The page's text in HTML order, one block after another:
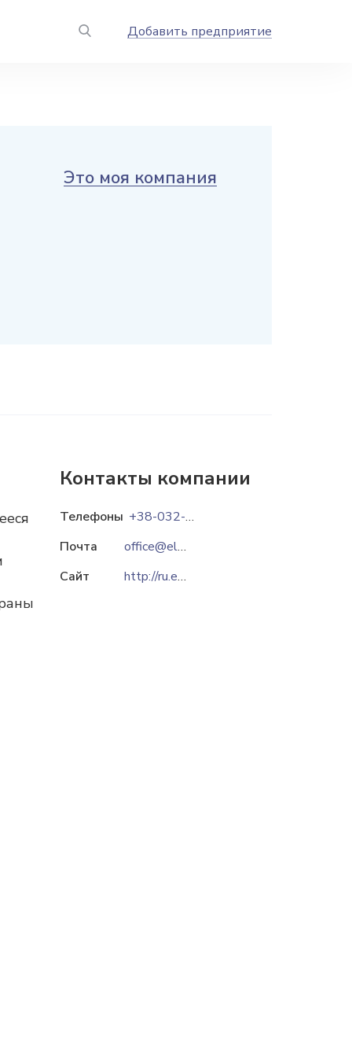
Добавить предприятие
Это моя компания
Контакты компании
Телефоны
+38-032-239-58-17
Почта
office@eltrans.electron.ua
Сайт
http://ru.eltrans.electron.ua